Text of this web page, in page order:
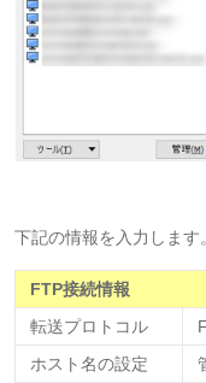
下記の情報を入力します。
FTP接続情報
転送プロトコル
ホスト名の設定